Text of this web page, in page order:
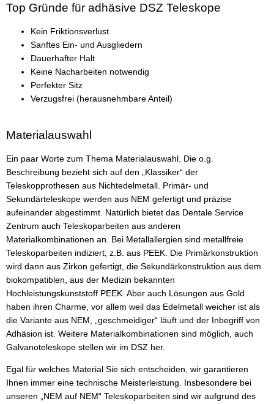
Top Gründe für adhäsive DSZ Teleskope
Kein Friktionsverlust
Sanftes Ein- und Ausgliedern
Dauerhafter Halt
Keine Nacharbeiten notwendig
Perfekter Sitz
Verzugsfrei (herausnehmbare Anteil)
Materialauswahl
Ein paar Worte zum Thema Materialauswahl. Die o.g.
Beschreibung bezieht sich auf den „Klassiker“ der
Teleskopprothesen aus Nichtedelmetall. Primär- und
Sekundärteleskope werden aus NEM gefertigt und präzise
aufeinander abgestimmt. Natürlich bietet das Dentale Service
Zentrum auch Teleskoparbeiten aus anderen
Materialkombinationen an. Bei Metallallergien sind metallfreie
Teleskoparbeiten indiziert, z.B. aus PEEK. Die Primärkonstruktion
wird dann aus Zirkon gefertigt, die Sekundärkonstruktion aus dem
biokompatiblen, aus der Medizin bekannten
Hochleistungskunststoff PEEK. Aber auch Lösungen aus Gold
haben ihren Charme, vor allem weil das Edelmetall weicher ist als
die Variante aus NEM, „geschmeidiger“ läuft und der Inbegriff von
Adhäsion ist. Weitere Materialkombinationen sind möglich, auch
Galvanoteleskope stellen wir im DSZ her.
Egal für welches Material Sie sich entscheiden, wir garantieren
Ihnen immer eine technische Meisterleistung. Insbesondere bei
unseren „NEM auf NEM“ Teleskoparbeiten sind wir aufgrund des